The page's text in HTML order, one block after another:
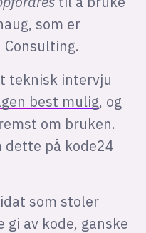
som er
teknisk intervju
best mulig, og
om bruken.
dette på kode24
som stoler
av kode, ganske